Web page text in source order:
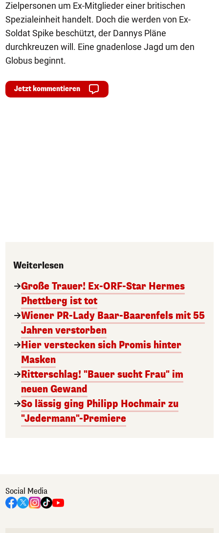
Zielpersonen um Ex-Mitglieder einer britischen
Spezialeinheit handelt. Doch die werden von Ex-
Soldat Spike beschützt, der Dannys Pläne
durchkreuzen will. Eine gnadenlose Jagd um den
Globus beginnt.
Jetzt kommentieren
Weiterlesen
Große Trauer! Ex-ORF-Star Hermes
Phettberg ist tot
Wiener PR-Lady Baar-Baarenfels mit 55
Jahren verstorben
Hier verstecken sich Promis hinter
Masken
Ritterschlag! "Bauer sucht Frau" im
neuen Gewand
So lässig ging Philipp Hochmair zu
"Jedermann"-Premiere
Social Media